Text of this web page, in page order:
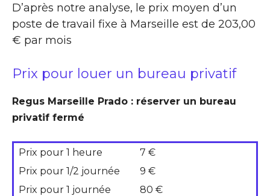
D’après notre analyse, le prix moyen d’un
poste de travail fixe à Marseille est de 203,00
€ par mois
Prix pour louer un bureau privatif
Regus Marseille Prado : réserver un bureau
privatif fermé
Prix pour 1 heure
7 €
Prix pour 1/2 journée
9 €
Prix pour 1 journée
80 €